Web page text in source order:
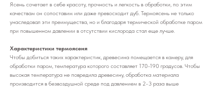
Ясень сочетает в себе красоту, прочность и легкость в обработки, по этим
качествам он сопоставим или даже превосходит дуб. Термоясень не только
унаследовал эти преимущества, но и благодаря термической обработке паром
при повышенном давлении в отсутствии кислорода стал еще лучше.
Характеристики термоясеня
Чтобы добиться таких характеристик, древесина помещается в камеру, для
обработки паром, температура которого составляет 170-190 градусов. Чтобы
высокая температура не повредила древесину, обработка материала
производится в безвоздушной среде под давлением в 2-3 раза выше